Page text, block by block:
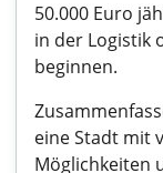
50.000 Euro
in der Logistik
beginnen.
eine Stadt mit
Möglichkeiten